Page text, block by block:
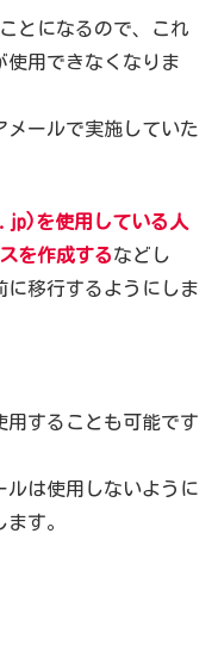
とになるので、これ
使用できなくなりま
ールで実施していた
を使用している人
を作成するなどし
に移行するようにしま
用することも可能です
ルは使用しないように
す。